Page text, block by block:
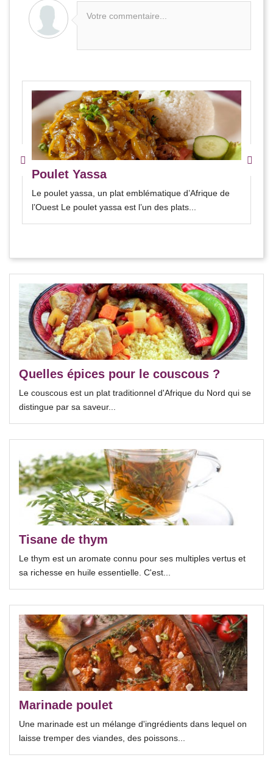
Votre commentaire...
Poulet Yassa
Le poulet yassa, un plat emblématique d’Afrique de
l’Ouest Le poulet yassa est l’un des plats...
Quelles épices pour le couscous ?
Le couscous est un plat traditionnel d'Afrique du Nord qui se
distingue par sa saveur...
Tisane de thym
Le thym est un aromate connu pour ses multiples vertus et
sa richesse en huile essentielle. C'est...
Marinade poulet
Une marinade est un mélange d'ingrédients dans lequel on
laisse tremper des viandes, des poissons...